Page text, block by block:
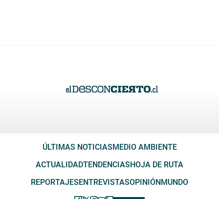
ÚLTIMAS NOTICIAS MEDIO AMBIENTE
ACTUALIDADTENDENCIAS HOJA DE RUTA
REPORTAJES ENTREVISTASOPINIÓN MUNDO